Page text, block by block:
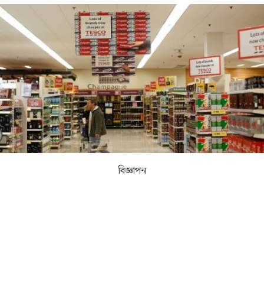
কনভার্টার
বিজ্ঞাপন